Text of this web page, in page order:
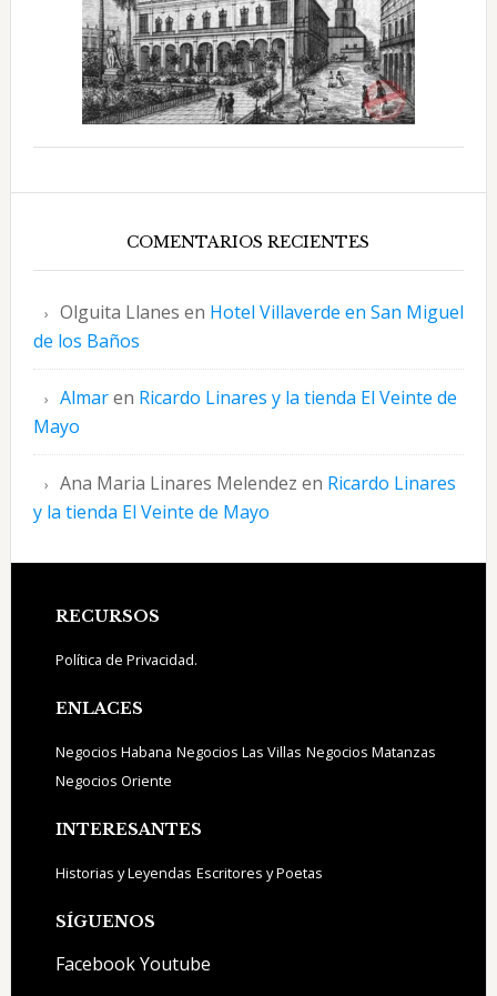
COMENTARIOS RECIENTES
Olguita Llanes en Hotel Villaverde en San Miguel
de los Baños
Almaren Ricardo Linares y la tienda El Veinte de
Mayo
Ana Maria Linares Melendez en Ricardo Linares
y la tienda El Veinte de Mayo
Footer
RECURSOS
Política de Privacidad.
ENLACES
Negocios Habana Negocios Las Villas Negocios Matanzas
Negocios Oriente
INTERESANTES
Historias y Leyendas Escritores y Poetas
SÍGUENOS
FacebookYoutube